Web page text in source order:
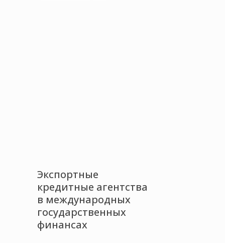
Экспортные
кредитные агентства
в международных
государственных
финансах